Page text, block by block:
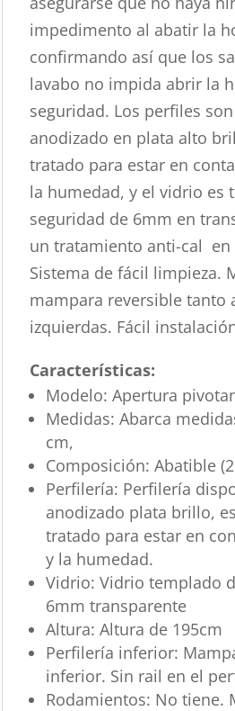
impedimento al abatir la
confirmando así que los
lavabo no impida abrir la
seguridad. Los perfiles
anodizado en plata alto
tratado para estar en
la humedad, y el vidrio es
seguridad de 6mm en
un tratamiento anti-cal en
Sistema de fácil limpieza.
mampara reversible tanto
izquierdas. Fácil
Características:
Modelo: Apertura
Medidas: Abarca
cm,
Composición: Abatible
Perfilería: Perfilería
anodizado plata brillo,
tratado para estar en
y la humedad.
Vidrio: Vidrio templado
6mm transparente
Altura: Altura de 195cm
Perfilería inferior:
inferior. Sin rail en el
Rodamientos: No tiene.